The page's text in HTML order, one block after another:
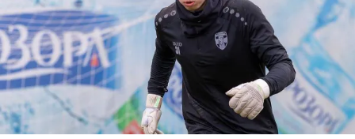
ФУТЗАЛ
ІНШІ
БУКМЕКЕРИ